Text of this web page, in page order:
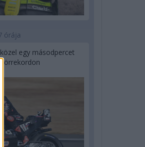
órája
egy másodpercet